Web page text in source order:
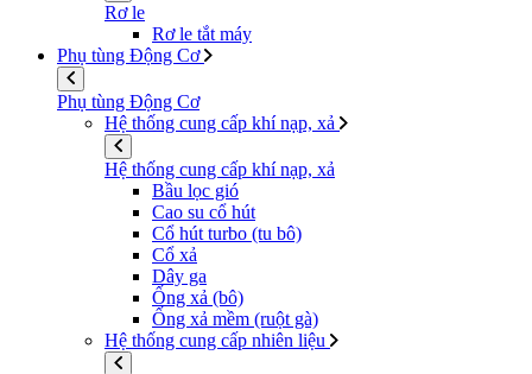
Rơ le
Rơ le tắt máy
Phụ tùng Động Cơ
Phụ tùng Động Cơ
Hệ thống cung cấp khí nạp, xả
Hệ thống cung cấp khí nạp, xả
Bầu lọc gió
Cao su cổ hút
Cổ hút turbo (tu bô)
Cổ xả
Dây ga
Ống xả (bô)
Ống xả mềm (ruột gà)
Hệ thống cung cấp nhiên liệu